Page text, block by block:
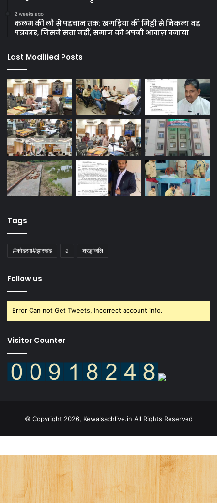
2 weeks ago
कलम की लौ से पहचान तक: खगड़िया की मिट्टी से निकला वह
पत्रकार, जिसने सत्ता नहीं, समाज को अपनी आवाज़ बनाया
Last Modified Posts
Tags
#कोडरमा#झारखंड a श्रद्धांजलि
Follow us
Error Can not Get Tweets, Incorrect account info.
Visitor Counter
© Copyright 2026, Kewalsachlive.in All Rights Reserved